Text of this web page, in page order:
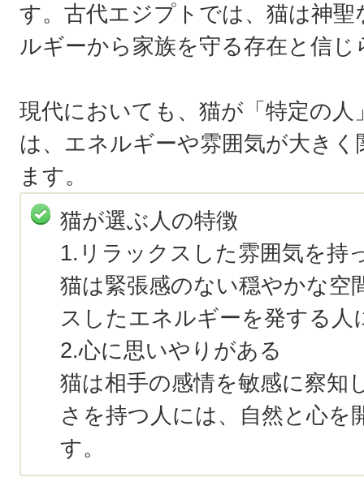
す。古代エジプトでは、猫は神
ルギーから家族を守る存在と信
現代においても、猫が「特定の
は、エネルギーや雰囲気が大き
ます。
猫が選ぶ人の特徴
1.リラックスした雰囲気を持
猫は緊張感のない穏やかな空
スしたエネルギーを発する人
2.心に思いやりがある
猫は相手の感情を敏感に察知
さを持つ人には、自然と心を
す。